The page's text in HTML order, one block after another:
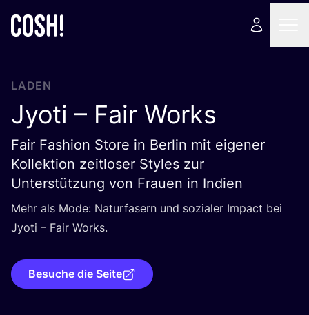
LADEN
Jyoti – Fair Works
Fair Fashion Store in Berlin mit eigener
Kollektion zeitloser Styles zur
Unterstützung von Frauen in Indien
Mehr als Mode: Natur­fa­sern und sozia­ler Impact bei
Jyo­ti – Fair Works.
Besuche die Seite